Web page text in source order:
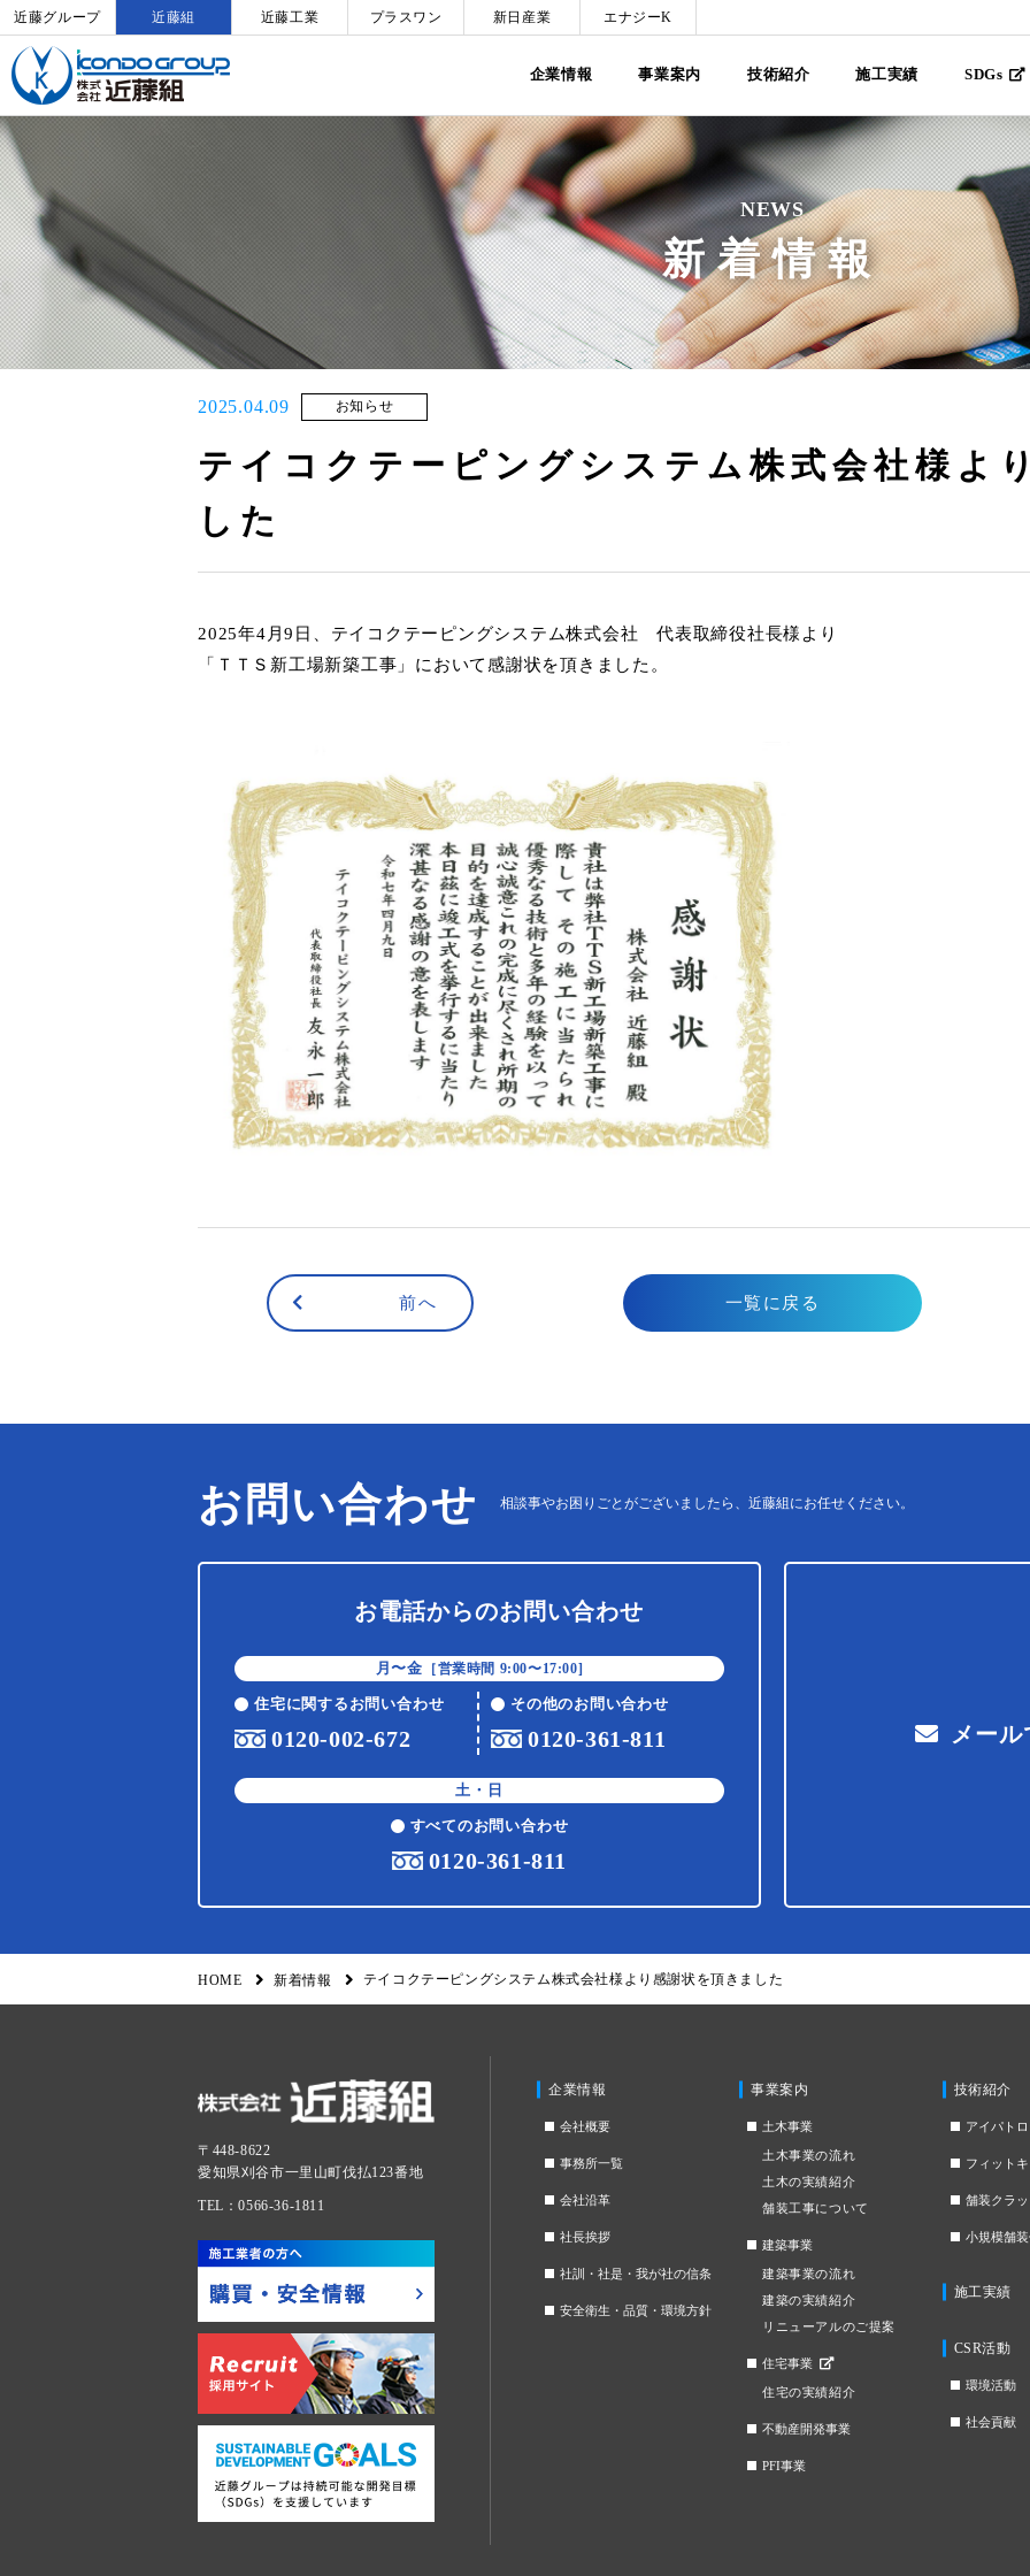
近藤グループ 近藤組 近藤工業 プラスワン 新日産業 エナジーK
企業情報 事業案内 技術紹介 施工実績 SDGs
NEWS
新着情報
2025.04.09 お知らせ
テイコクテーピングシステム株式会社様よ
した
2025年4月9日、テイコクテーピングシステム株式会社 代表取締役社長様より
「ＴＴＳ新工場新築工事」において感謝状を頂きました。
前へ 一覧に戻る
お問い合わせ 相談事やお困りごとがございましたら、近藤組にお任せください。
お電話からのお問い合わせ
月〜金 ［営業時間 9:00〜17:00]
住宅に関するお問い合わせ
0120-002-672
その他のお問い合わせ
0120-361-811
土・日
すべてのお問い合わせ
0120-361-811
メー
HOME 新着情報 テイコクテーピングシステム株式会社様より感謝状を頂きました
〒448-8622
愛知県刈谷市一里山町伐払123番地
TEL：0566-36-1811
企業情報
会社概要
事務所一覧
会社沿革
社長挨拶
社訓・社是・我が社の信条
安全衛生・品質・環境方針
事業案内
土木事業
土木事業の流れ
土木の実績紹介
舗装工事について
建築事業
建築事業の流れ
建築の実績紹介
リニューアルのご提案
住宅事業
住宅の実績紹介
不動産開発事業
PFI事業
技術紹介
アイパト
フィット
舗装クラ
小規模舗
施工実績
CSR活動
環境活動
社会貢献